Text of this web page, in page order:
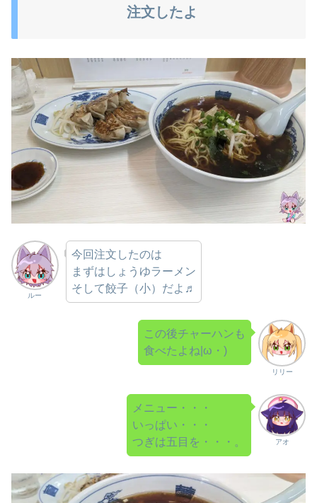
注文したよ
ルー
今回注文したのは
まずはしょうゆラーメン
そして餃子（小）だよ♬
リリー
この後チャーハンも
食べたよね|ω・)
アオ
メニュー・・・
いっぱい・・・
つぎは五目を・・・。